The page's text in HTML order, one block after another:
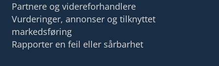
Partnere og videreforhandlere
Vurderinger, annonser og tilknyttet
markedsføring
Rapporter en feil eller sårbarhet